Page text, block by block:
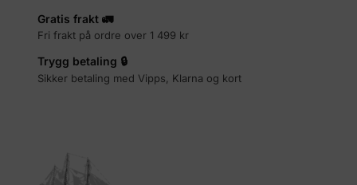
Gratis frakt 🚛
Fri frakt på ordre over 1 499 kr
Trygg betaling 🔒
Sikker betaling med Vipps, Klarna og kort